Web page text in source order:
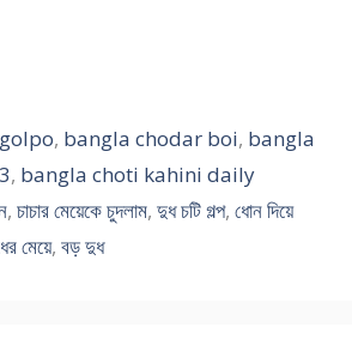
, bangla chodar boi, bangla
, bangla choti kahini daily
, চাচার মেয়েকে চুদলাম, দুধ চটি গল্প, ধোন দিয়ে
মেয়ে, বড় দুধ